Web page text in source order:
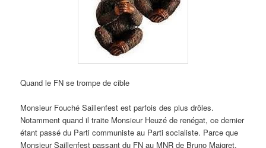
Quand le FN se trompe de cible
Monsieur Fouché Saillenfest est parfois des plus drôles.
Notamment quand il traite Monsieur Heuzé de renégat, ce dernier
étant passé du Parti communiste au Parti socialiste. Parce que
Monsieur Saillenfest passant du FN au MNR de Bruno Maigret,